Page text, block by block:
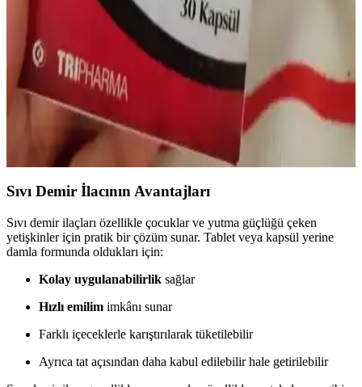
Bebeklerde demir ilacı kullanımı, sağlıklı büyüme ve gelişim için
kritik öneme sahiptir. Dozaj, kullanım şekli ve beslenme dengesiyle
demir eksikliği önlenebilir ve tedavi edilebilir.
Mideye Dokunmayan Demir İlacı ile Konforlu ve
Etkin Demir Takviyesi Yöntemleri
Mideye dokunmayan demir ilaçları, mide rahatsızlıklarını azaltarak
demir eksikliği tedavisinde konforlu ve etkili bir çözüm sunar.
Hassas mideye sahip bireyler için ideal takviyedir.
Sıvı Demir İlacının Avantajları
Sıvı demir ilaçları özellikle çocuklar ve yutma güçlüğü çeken
yetişkinler için pratik bir çözüm sunar. Tablet veya kapsül yerine
damla formunda oldukları için:
Kolay uygulanabilirlik sağlar
Hızlı emilim imkânı sunar
Farklı içeceklerle karıştırılarak tüketilebilir
Ayrıca tat açısından daha kabul edilebilir hale getirilebilir